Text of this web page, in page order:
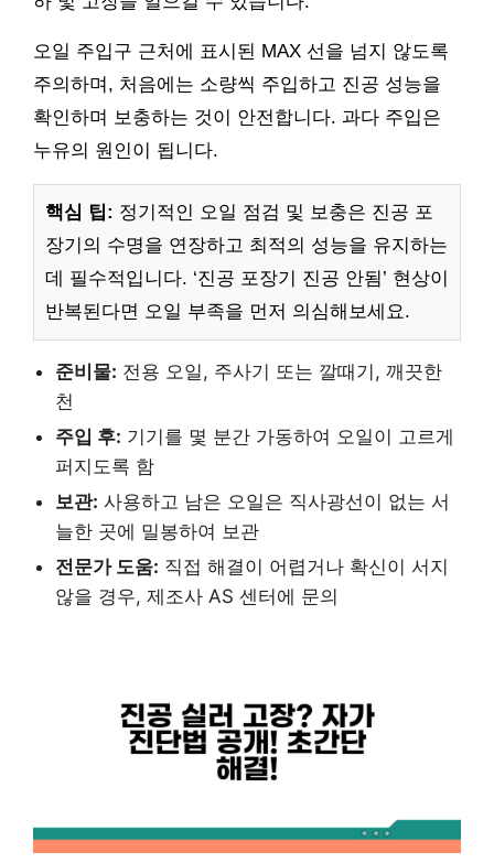
오일 주입구 근처에 표시된 MAX 선을 넘지 않도록
주의하며, 처음에는 소량씩 주입하고 진공 성능을
확인하며 보충하는 것이 안전합니다. 과다 주입은
누유의 원인이 됩니다.
핵심 팁: 정기적인 오일 점검 및 보충은 진공 포
장기의 수명을 연장하고 최적의 성능을 유지하는
데 필수적입니다. ‘진공 포장기 진공 안됨’ 현상이
반복된다면 오일 부족을 먼저 의심해보세요.
준비물: 전용 오일, 주사기 또는 깔때기, 깨끗한
천
주입 후: 기기를 몇 분간 가동하여 오일이 고르게
퍼지도록 함
보관: 사용하고 남은 오일은 직사광선이 없는 서
늘한 곳에 밀봉하여 보관
전문가 도움: 직접 해결이 어렵거나 확신이 서지
않을 경우, 제조사 AS 센터에 문의